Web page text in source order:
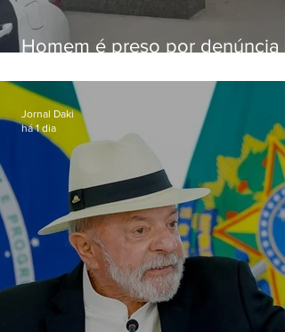
Homem é preso por denúncia
Alcântara
Jornal Daki
há 1 dia